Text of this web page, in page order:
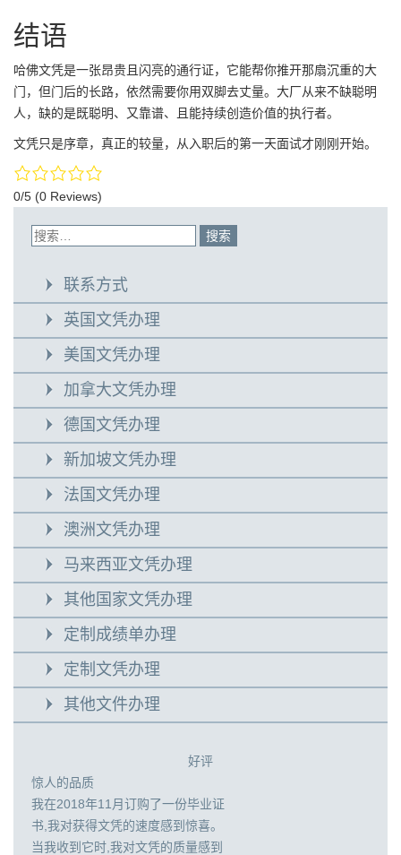
结语
哈佛文凭是一张昂贵且闪亮的通行证，它能帮你推开那扇沉重的大
门，但门后的长路，依然需要你用双脚去丈量。大厂从来不缺聪明
人，缺的是既聪明、又靠谱、且能持续创造价值的执行者。
文凭只是序章，真正的较量，从入职后的第一天面试才刚刚开始。
0/5 (0 Reviews)
联系方式
英国文凭办理
美国文凭办理
加拿大文凭办理
德国文凭办理
新加坡文凭办理
法国文凭办理
澳洲文凭办理
马来西亚文凭办理
其他国家文凭办理
定制成绩单办理
定制文凭办理
其他文件办理
好评
惊人的品质
我在2018年11月订购了一份毕业证
书,我对获得文凭的速度感到惊喜。
当我收到它时,我对文凭的质量感到